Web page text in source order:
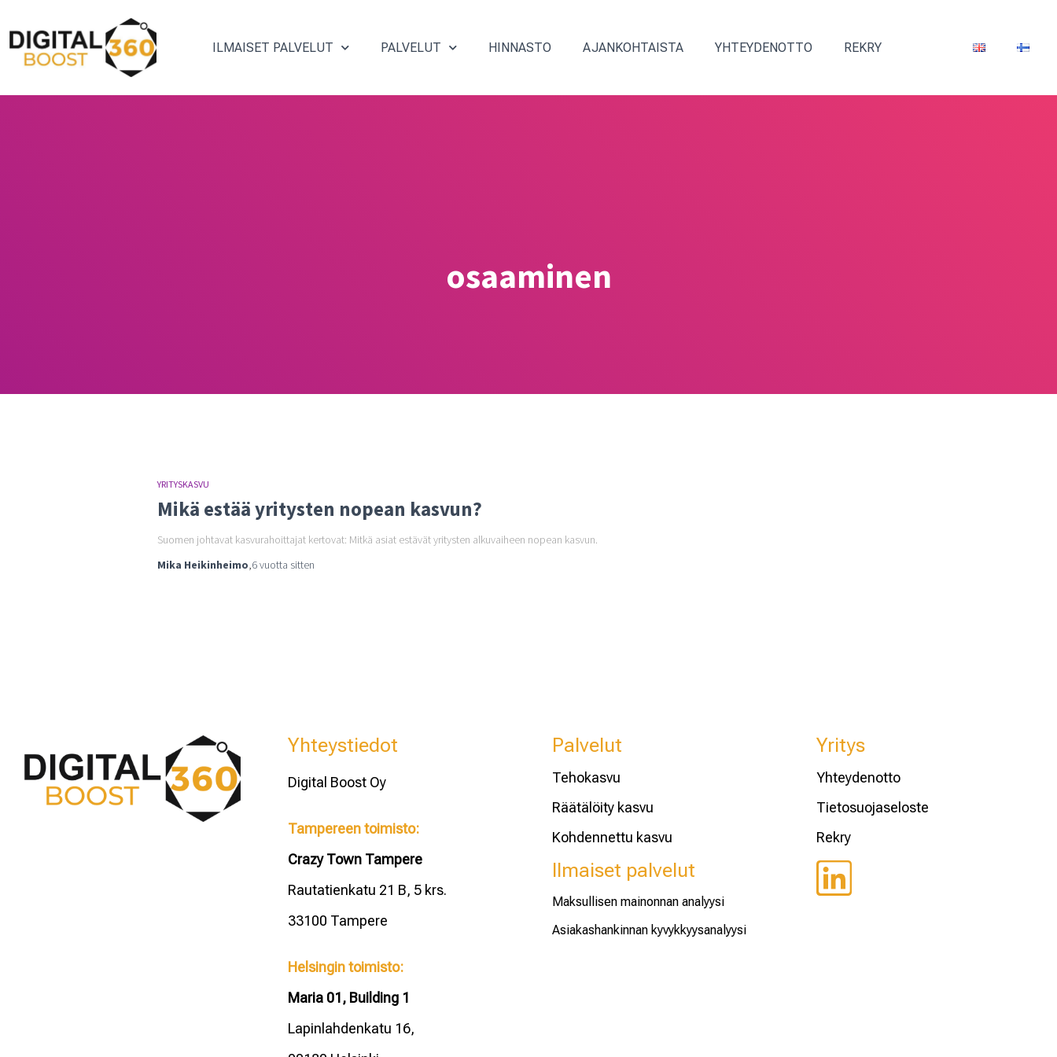
ILMAISET PALVELUT PALVELUT HINNASTO AJANKOHTAISTA YHTEYDENOTTO REKRY
osaaminen
YRITYSKASVU
Mikä estää yritysten nopean kasvun?
Suomen johtavat kasvurahoittajat kertovat: Mitkä asiat estävät yritysten alkuvaiheen nopean kasvun.
Mika Heikinheimo,6 vuotta sitten
Yhteystiedot
Digital Boost Oy
Tampereen toimisto:
Crazy Town Tampere
Rautatienkatu 21 B, 5 krs.
33100 Tampere
Helsingin toimisto:
Maria 01, Building 1
Lapinlahdenkatu 16,
Palvelut
Tehokasvu
Räätälöity kasvu
Kohdennettu kasvu
Ilmaiset palvelut
Maksullisen mainonnan analyysi
Asiakashankinnan kyvykkyysanalyysi
Yritys
Yhteydenotto
Tietosuojaseloste
Rekry